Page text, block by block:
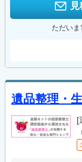
ただいま
遺品整理・
[